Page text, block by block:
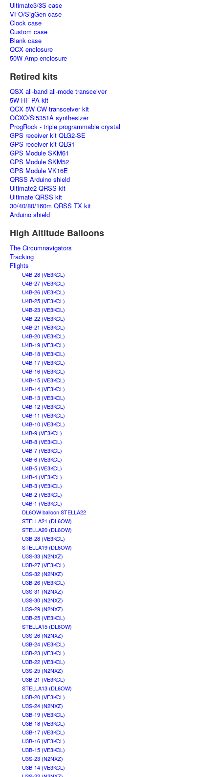
Ultimate3/3S case
VFO/SigGen case
Clock case
Custom case
Blank case
QCX enclosure
50W Amp enclosure
Retired kits
QSX all-band all-mode transceiver
5W HF PA kit
QCX 5W CW transceiver kit
OCXO/Si5351A synthesizer
ProgRock - triple programmable crystal
GPS receiver kit QLG2-SE
GPS receiver kit QLG1
GPS Module SKM61
GPS Module SKM52
GPS Module VK16E
QRSS Arduino shield
Ultimate2 QRSS kit
Ultimate QRSS kit
30/40/80/160m QRSS TX kit
Arduino shield
High Altitude Balloons
The Circumnavigators
Tracking
Flights
U4B-28 (VE3KCL)
U4B-27 (VE3KCL)
U4B-26 (VE3KCL)
U4B-25 (VE3KCL)
U4B-23 (VE3KCL)
U4B-22 (VE3KCL)
U4B-21 (VE3KCL)
U4B-20 (VE3KCL)
U4B-19 (VE3KCL)
U4B-18 (VE3KCL)
U4B-17 (VE3KCL)
U4B-16 (VE3KCL)
U4B-15 (VE3KCL)
U4B-14 (VE3KCL)
U4B-13 (VE3KCL)
U4B-12 (VE3KCL)
U4B-11 (VE3KCL)
U4B-10 (VE3KCL)
U4B-9 (VE3KCL)
U4B-8 (VE3KCL)
U4B-7 (VE3KCL)
U4B-6 (VE3KCL)
U4B-5 (VE3KCL)
U4B-4 (VE3KCL)
U4B-3 (VE3KCL)
U4B-2 (VE3KCL)
U4B-1 (VE3KCL)
DL6OW balloon STELLA22
STELLA21 (DL6OW)
STELLA20 (DL6OW)
U3B-28 (VE3KCL)
STELLA19 (DL6OW)
U3S-33 (N2NXZ)
U3B-27 (VE3KCL)
U3S-32 (N2NXZ)
U3B-26 (VE3KCL)
U3S-31 (N2NXZ)
U3S-30 (N2NXZ)
U3S-29 (N2NXZ)
U3B-25 (VE3KCL)
STELLA15 (DL6OW)
U3S-26 (N2NXZ)
U3B-24 (VE3KCL)
U3B-23 (VE3KCL)
U3B-22 (VE3KCL)
U3S-25 (N2NXZ)
U3B-21 (VE3KCL)
STELLA13 (DL6OW)
U3B-20 (VE3KCL)
U3S-24 (N2NXZ)
U3B-19 (VE3KCL)
U3B-18 (VE3KCL)
U3B-17 (VE3KCL)
U3B-16 (VE3KCL)
U3B-15 (VE3KCL)
U3S-23 (N2NXZ)
U3B-14 (VE3KCL)